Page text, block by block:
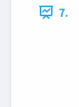
7.